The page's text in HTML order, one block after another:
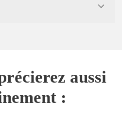
aussi
: